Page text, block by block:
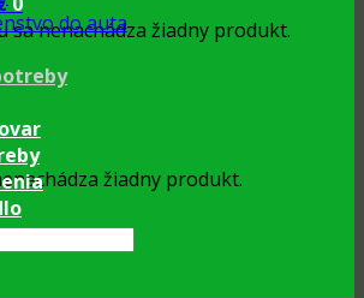
sa nenachádza žiadny produkt.
žiadny produkt.
do auta